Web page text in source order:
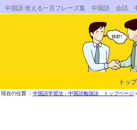
中国語 使える一言フレーズ集 中国語 会話
トッ
現在の位置 ： 中国語学習法・中国語勉強法 トップページ